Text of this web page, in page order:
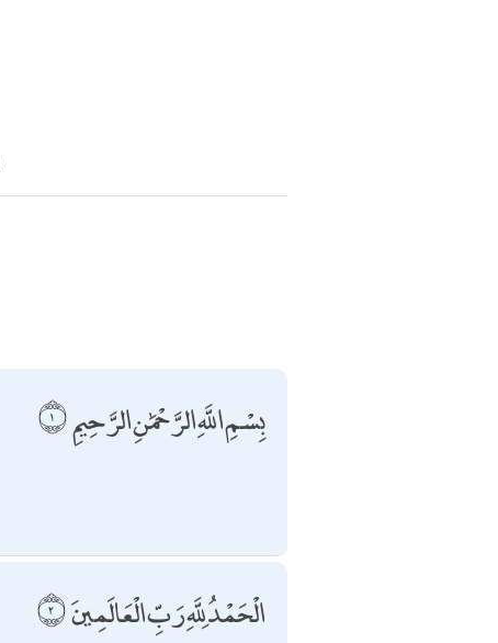
بِسْمِ اللَّهِ الرَّحْمَٰنِ الرَّحِيمِ
الْحَمْدُ لِلَّهِ رَبِّ الْعَالَمِينَ